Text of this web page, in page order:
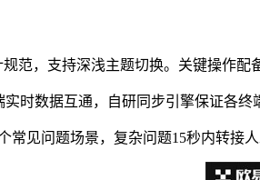
范，支持深浅主题切换。关键操作
时数据互通，自研同步引擎保证各终
常见问题场景，复杂问题15秒内转接